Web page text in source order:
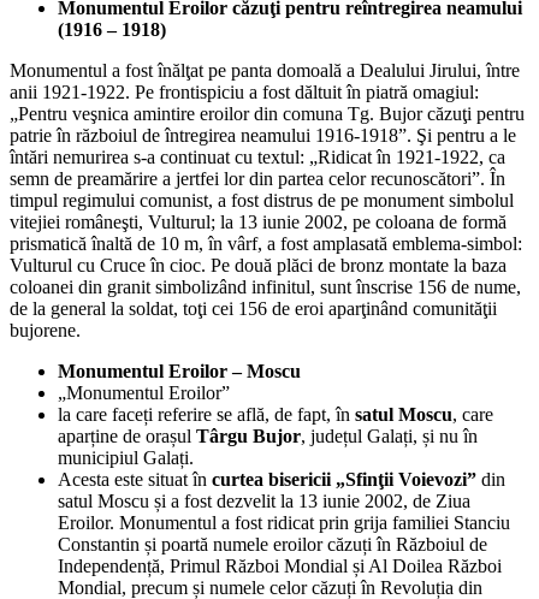
Monumentul Eroilor căzuţi pentru reîntregirea neamului
(1916 – 1918)
Monumentul a fost înălţat pe panta domoală a Dealului Jirului, între
anii 1921-1922. Pe frontispiciu a fost dăltuit în piatră omagiul:
„Pentru veşnica amintire eroilor din comuna Tg. Bujor căzuţi pentru
patrie în războiul de întregirea neamului 1916-1918”. Şi pentru a le
întări nemurirea s-a continuat cu textul: „Ridicat în 1921-1922, ca
semn de preamărire a jertfei lor din partea celor recunoscători”. În
timpul regimului comunist, a fost distrus de pe monument simbolul
vitejiei româneşti, Vulturul; la 13 iunie 2002, pe coloana de formă
prismatică înaltă de 10 m, în vârf, a fost amplasată emblema-simbol:
Vulturul cu Cruce în cioc. Pe două plăci de bronz montate la baza
coloanei din granit simbolizând infinitul, sunt înscrise 156 de nume,
de la general la soldat, toţi cei 156 de eroi aparţinând comunităţii
bujorene.
Monumentul Eroilor – Moscu
„Monumentul Eroilor”
la care faceți referire se află, de fapt, în satul Moscu, care
aparține de orașul Târgu Bujor, județul Galați, și nu în
municipiul Galați.
Acesta este situat în curtea bisericii „Sfinţii Voievozi” din
satul Moscu și a fost dezvelit la 13 iunie 2002, de Ziua
Eroilor. Monumentul a fost ridicat prin grija familiei Stanciu
Constantin și poartă numele eroilor căzuți în Războiul de
Independență, Primul Război Mondial și Al Doilea Război
Mondial, precum și numele celor căzuți în Revoluția din